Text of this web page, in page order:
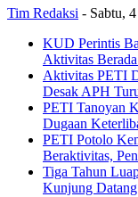
Tim Redaksi - Sabtu,
KUD Perintis
Aktivitas
Aktivitas PETI
Desak APH
PETI Tanoyan
Dugaan
PETI Potolo
Beraktivitas,
Tiga Tahun
Kunjung Datang